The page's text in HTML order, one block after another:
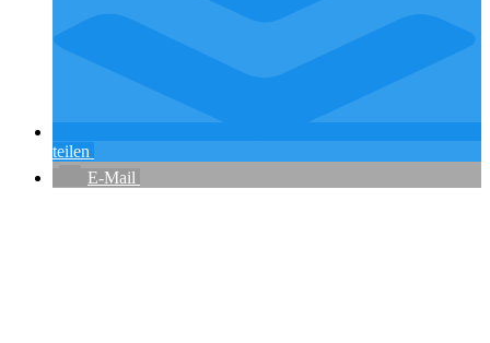
teilen
E-Mail